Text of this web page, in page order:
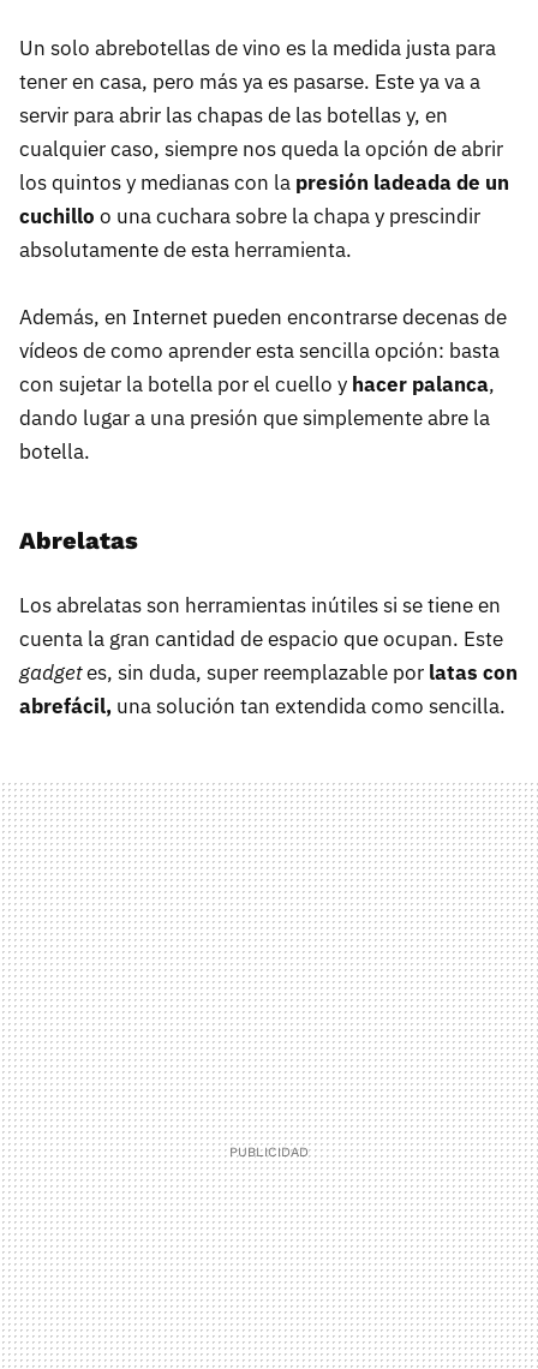
Un solo abrebotellas de vino es la medida justa para
tener en casa, pero más ya es pasarse. Este ya va a
servir para abrir las chapas de las botellas y, en
cualquier caso, siempre nos queda la opción de abrir
los quintos y medianas con la presión ladeada de un
cuchillo o una cuchara sobre la chapa y prescindir
absolutamente de esta herramienta.
Además, en Internet pueden encontrarse decenas de
vídeos de como aprender esta sencilla opción: basta
con sujetar la botella por el cuello y hacer palanca,
dando lugar a una presión que simplemente abre la
botella.
Abrelatas
Los abrelatas son herramientas inútiles si se tiene en
cuenta la gran cantidad de espacio que ocupan. Este
gadgetes, sin duda, super reemplazable por latas con
abrefácil, una solución tan extendida como sencilla.